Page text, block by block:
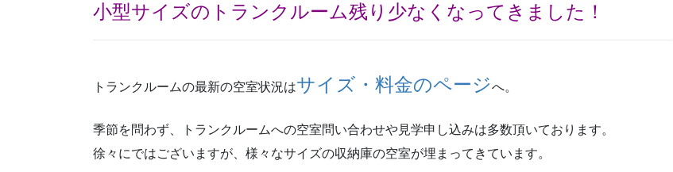
小型サイズのトランクルーム残り少なくなってきました！
トランクルームの最新の空室状況はサイズ・料金のページへ。
季節を問わず、トランクルームへの空室問い合わせや見学申し込みは多数頂いております。
徐々にではございますが、様々なサイズの収納庫の空室が埋まってきています。